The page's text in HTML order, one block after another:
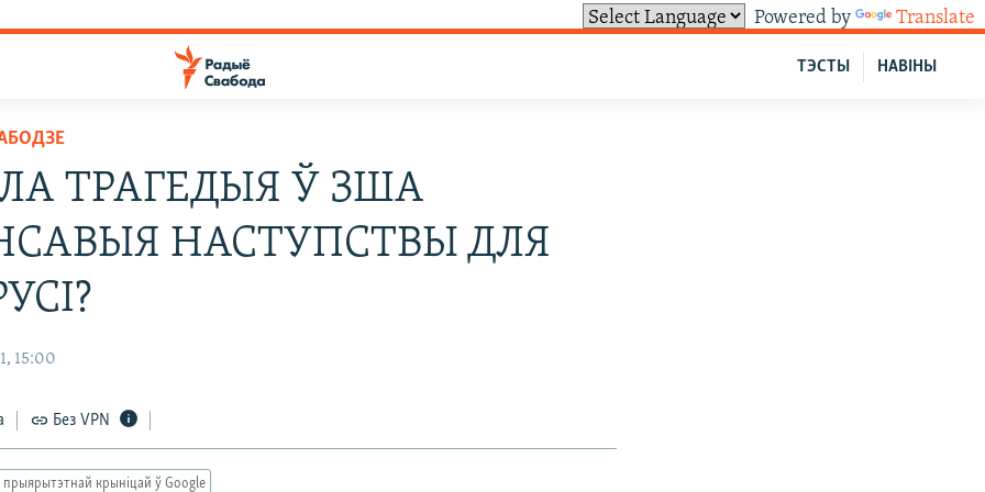
Powered by Translate
НАВІНЫ
ТЭСТЫ
ТРАГЕДЫЯ Ў ЗША
НАСТУПСТВЫ ДЛЯ
15:00
Без VPN
прыярытэтнай крыніцай ў Google